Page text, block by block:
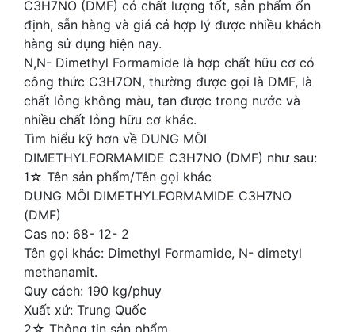
C3H7NO (DMF) có chất lượng tốt, sản phẩm ổn
định, sẵn hàng và giá cả hợp lý được nhiều khách
hàng sử dụng hiện nay.
N,N- Dimethyl Formamide là hợp chất hữu cơ có
công thức C3H7ON, thường được gọi là DMF, là
chất lỏng không màu, tan được trong nước và
nhiều chất lỏng hữu cơ khác.
Tìm hiểu kỹ hơn về DUNG MÔI
DIMETHYLFORMAMIDE C3H7NO (DMF) như sau:
1☆ Tên sản phẩm/Tên gọi khác
DUNG MÔI DIMETHYLFORMAMIDE C3H7NO
(DMF)
Cas no: 68- 12- 2
Tên gọi khác: Dimethyl Formamide, N- dimetyl
methanamit.
Quy cách: 190 kg/phuy
Xuất xứ: Trung Quốc
2☆ Thông tin sản phẩm